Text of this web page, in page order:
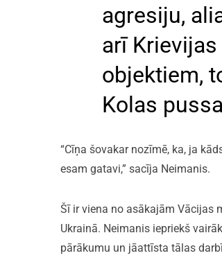
agresiju,
arī
objektiem,
Kolas
“Cīņa šovakar nozīmē, ka, ja
esam gatavi,” sacīja Neimanis.
Šī ir viena no asākajām Vācijas
Ukrainā. Neimanis iepriekš
pārākumu un jāattīsta tālas